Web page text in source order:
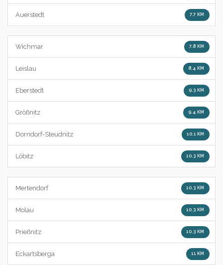
Auerstedt 7.7 KM
Wichmar 7.8 KM
Leislau 8.4 KM
Eberstedt 9.3 KM
Größnitz 9.4 KM
Dorndorf-Steudnitz 10.1 KM
Löbitz 10.3 KM
Mertendorf 10.3 KM
Molau 10.3 KM
Prießnitz 10.3 KM
Eckartsberga 11 KM